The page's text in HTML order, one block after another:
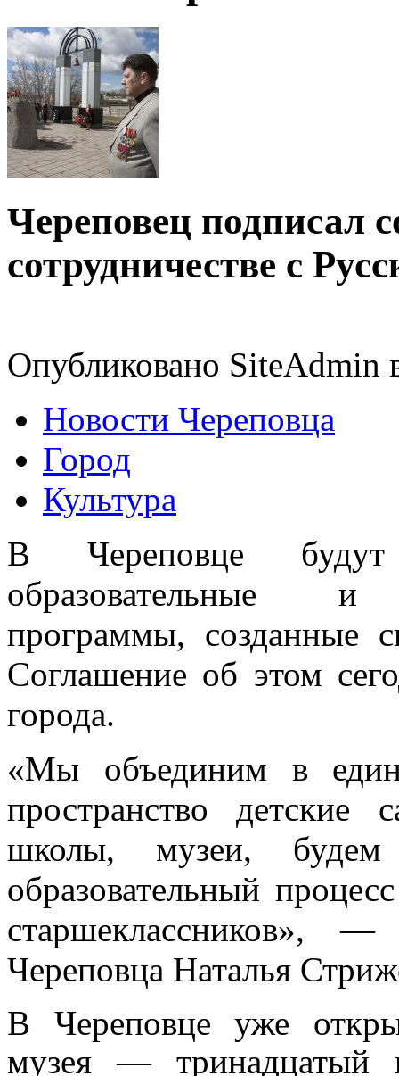
Череповец подписал
сотрудничестве с
Опубликовано SiteAdmin
Новости Череповца
Город
Культура
В Череповце будут
образовательные и
программы, созданные
Соглашение об этом
города.
«Мы объединим в
пространство детские
школы, музеи, будем
образовательный
старшеклассников», —
Череповца Наталья
В Череповце уже
музея — тринадцатый